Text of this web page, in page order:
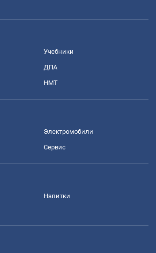
Учебники
ДПА
НМТ
Электромобили
Сервис
Напитки